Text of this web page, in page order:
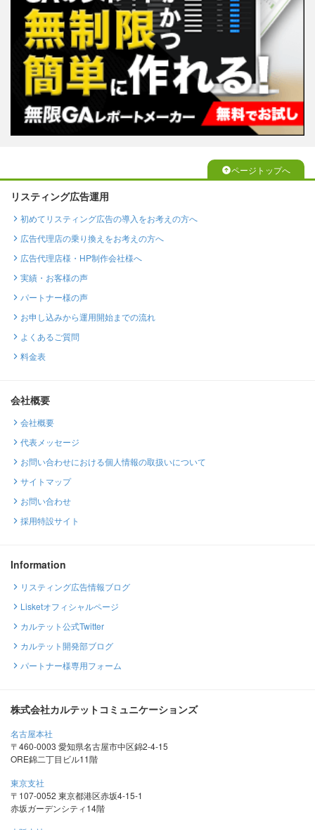
ページトップへ
リスティング広告運用
初めてリスティング広告の導入をお考えの方へ
広告代理店の乗り換えをお考えの方へ
広告代理店様・HP制作会社様へ
実績・お客様の声
パートナー様の声
お申し込みから運用開始までの流れ
よくあるご質問
料金表
会社概要
会社概要
代表メッセージ
お問い合わせにおける個人情報の取扱いについて
サイトマップ
お問い合わせ
採用特設サイト
Information
リスティング広告情報ブログ
Lisketオフィシャルページ
カルテット公式Twitter
カルテット開発部ブログ
パートナー様専用フォーム
株式会社カルテットコミュニケーションズ
名古屋本社
〒460-0003 愛知県名古屋市中区錦2-4-15
ORE錦二丁目ビル11階
東京支社
〒107-0052 東京都港区赤坂4-15-1
赤坂ガーデンシティ14階